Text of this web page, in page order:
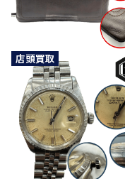
店頭買取